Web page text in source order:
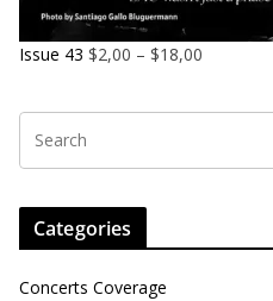
Issue 43 $2,00 – $18,00
Categories
Concerts Coverage